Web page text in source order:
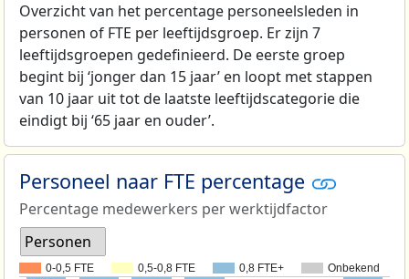
Overzicht van het percentage personeelsleden in
personen of FTE per leeftijdsgroep. Er zijn 7
leeftijdsgroepen gedefinieerd. De eerste groep
begint bij ‘jonger dan 15 jaar’ en loopt met stappen
van 10 jaar uit tot de laatste leeftijdscategorie die
eindigt bij ‘65 jaar en ouder’.
Personeel naar FTE percentage
Percentage medewerkers per werktijdfactor
Personen
0-0,5 FTE 0,5-0,8 FTE 0,8 FTE+ Onbekend